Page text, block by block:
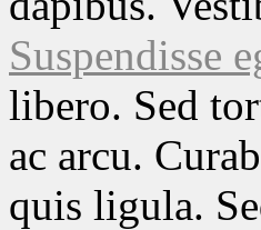
Suspendisse
libero. Sed
ac arcu.
quis ligula.